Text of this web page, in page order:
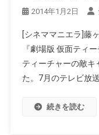
2014年1月2日
[シネママニエラ]藤
『劇場版 仮面ティ
ティーチャーの敵キ
た。7月のテレビ放
続きを読む